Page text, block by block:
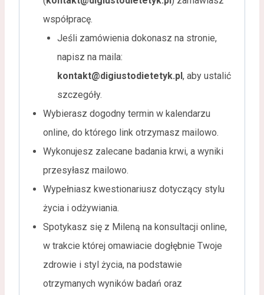
współpracę.
Jeśli zamówienia dokonasz na stronie,
napisz na maila:
kontakt@digiustodietetyk.pl , aby ustalić
szczegóły.
Wybierasz dogodny termin w kalendarzu
online, do którego link otrzymasz mailowo.
Wykonujesz zalecane badania krwi, a wyniki
przesyłasz mailowo.
Wypełniasz kwestionariusz dotyczący stylu
życia i odżywiania.
Spotykasz się z Mileną na konsultacji online,
w trakcie której omawiacie dogłębnie Twoje
zdrowie i styl życia, na podstawie
otrzymanych wyników badań oraz